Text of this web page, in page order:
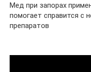
Мед при запорах
помогает справится с
препаратов